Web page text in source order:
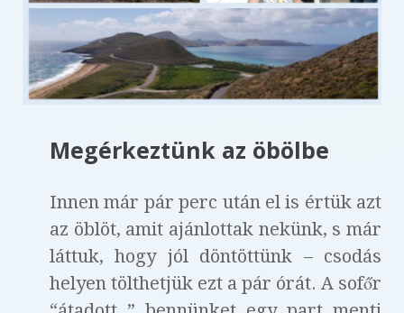
Megérkeztünk az öbölbe
Innen már pár perc után el is értük azt
az öblöt, amit ajánlottak nekünk, s már
láttuk, hogy jól döntöttünk – csodás
helyen tölthetjük ezt a pár órát. A sofőr